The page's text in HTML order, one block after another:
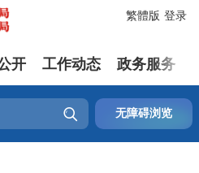
登录
繁體版
开 工作动态 政务服务
 无障碍浏览